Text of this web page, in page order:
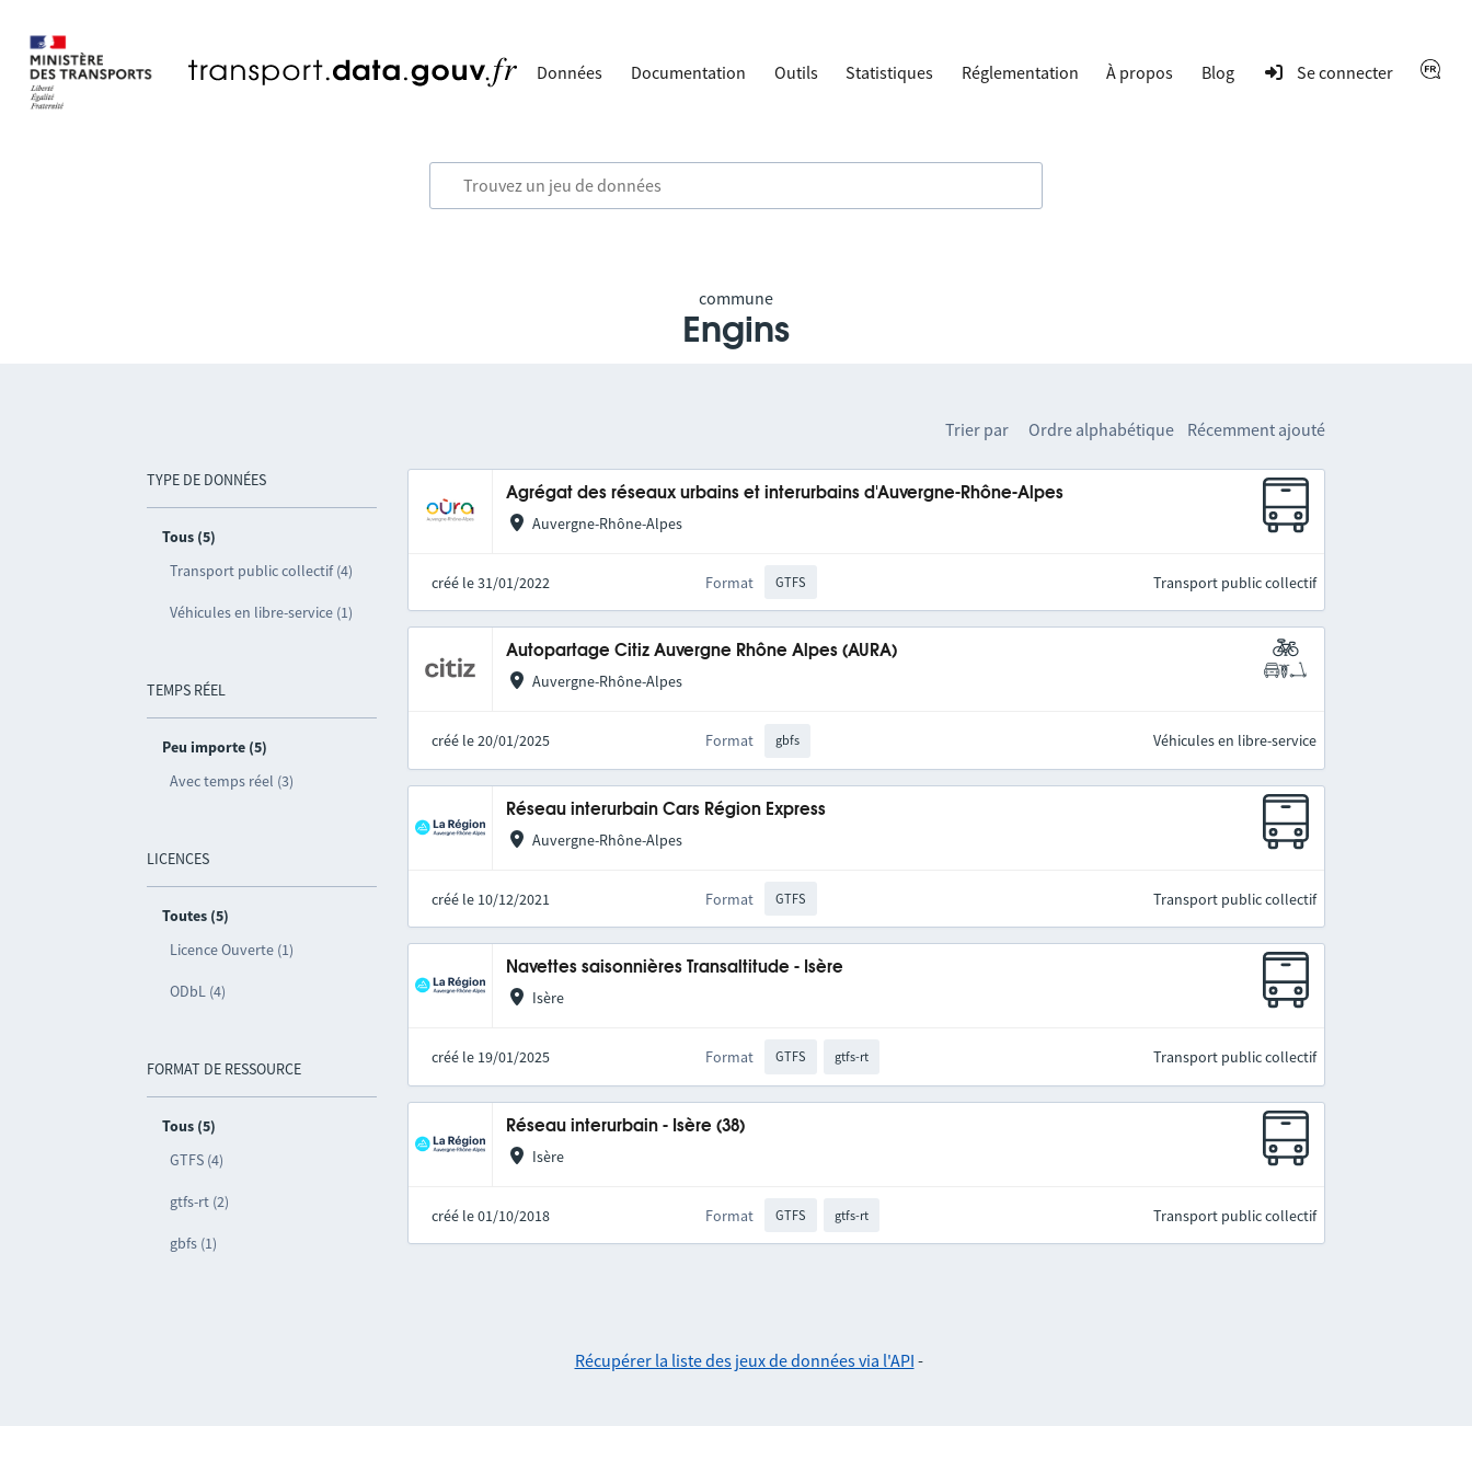
Données Documentation Outils Statistiques Réglementation À propos Blog Se connecter
commune
Engins
TYPE DE DONNÉES
Tous (5)
Transport public collectif (4)
Véhicules en libre-service (1)
TEMPS RÉEL
Peu importe (5)
Avec temps réel (3)
LICENCES
Toutes (5)
Licence Ouverte (1)
ODbL (4)
FORMAT DE RESSOURCE
Tous (5)
GTFS (4)
gtfs-rt (2)
gbfs (1)
Trier par Ordre alphabétique Récemment ajouté
Agrégat des réseaux urbains et interurbains d'Auvergne-Rhône-Alpes
Auvergne-Rhône-Alpes
créé le 31/01/2022 Format GTFS Transport public collectif
Autopartage Citiz Auvergne Rhône Alpes (AURA)
Auvergne-Rhône-Alpes
créé le 20/01/2025 Format gbfs Véhicules en libre-service
Réseau interurbain Cars Région Express
Auvergne-Rhône-Alpes
créé le 10/12/2021 Format GTFS Transport public collectif
Navettes saisonnières Transaltitude - Isère
Isère
créé le 19/01/2025 Format GTFS gtfs-rt Transport public collectif
Réseau interurbain - Isère (38)
Isère
créé le 01/10/2018 Format GTFS gtfs-rt Transport public collectif
Récupérer la liste des jeux de données via l'API -